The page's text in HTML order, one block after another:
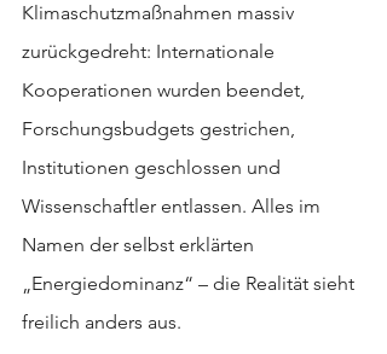
Klimaschutzmaßnahmen massiv
zurückgedreht: Internationale
Kooperationen wurden beendet,
Forschungsbudgets gestrichen,
Institutionen geschlossen und
Wissenschaftler entlassen. Alles im
Namen der selbst erklärten
„Energiedominanz“ – die Realität sieht
freilich anders aus.